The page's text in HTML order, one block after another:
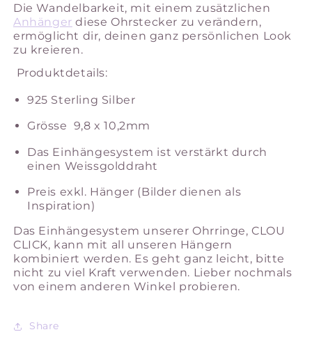
Die Wandelbarkeit, mit einem zusätzlichen
Anhänger diese Ohrstecker zu verändern,
ermöglicht dir, deinen ganz persönlichen Look
zu kreieren.
Produktdetails:
925 Sterling Silber
Grösse 9,8 x 10,2mm
Das Einhängesystem ist verstärkt durch
einen Weissgolddraht
Preis exkl. Hänger (Bilder dienen als
Inspiration)
Das Einhängesystem unserer Ohrringe, CLOU
CLICK, kann mit all unseren Hängern
kombiniert werden. Es geht ganz leicht, bitte
nicht zu viel Kraft verwenden. Lieber nochmals
von einem anderen Winkel probieren.
Share